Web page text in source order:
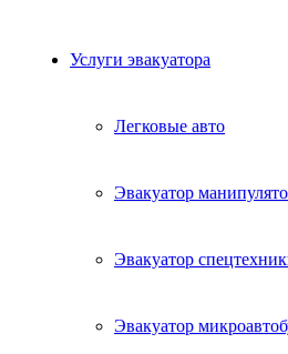
Услуги эвакуатора
Легковые авто
Эвакуатор
Эвакуатор
Эвакуатор